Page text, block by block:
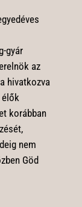
gyár
az
hivatkozva
élők
korábban
nem
Göd